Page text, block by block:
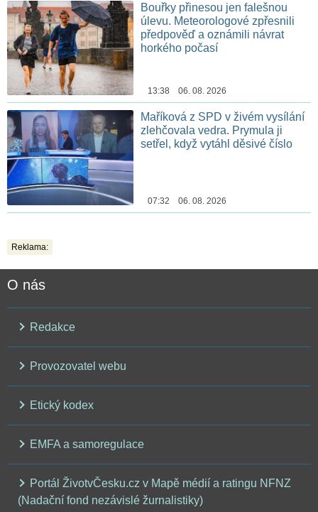
Bouřky přinesou jen falešnou
úlevu. Meteorologové zpřesnili
předpověď a oznámili návrat
horkého počasí
13:38 06. 08. 2026
Maříková z SPD v živém vysílání
zlehčovala vedra. Prymula ji
setřel, když vytáhl děsivé číslo
07:32 06. 08. 2026
Reklama:
O nás
Redakce
Provozovatel webu
Etický kodex
EMFA a samoregulace
Portál ŽivotvČesku.cz v Mapě médií a ratingu NFNZ
(Nadační fond nezávislé žurnalistiky)